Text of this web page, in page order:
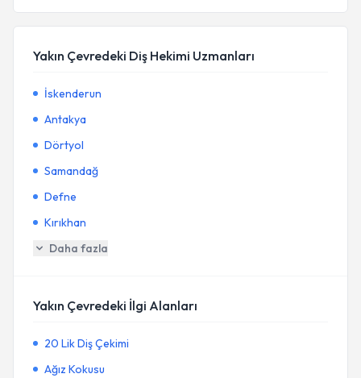
Yakın Çevredeki Diş Hekimi Uzmanları
İskenderun
Antakya
Dörtyol
Samandağ
Defne
Kırıkhan
Daha fazla
Yakın Çevredeki İlgi Alanları
20 Lik Diş Çekimi
Ağız Kokusu